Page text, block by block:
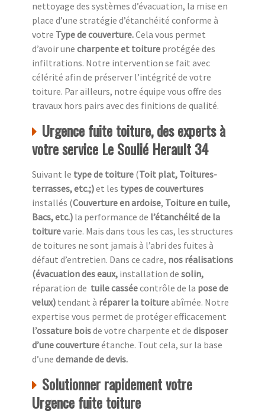
nettoyage des systèmes d’évacuation, la mise en
place d’une stratégie d’étanchéité conforme à
votre Type de couverture.Cela vous permet
d’avoir une charpente et toiture protégée des
infiltrations. Notre intervention se fait avec
célérité afin de préserver l’intégrité de votre
toiture. Par ailleurs, notre équipe vous offre des
travaux hors pairs avec des finitions de qualité.
Urgence fuite toiture, des experts à
votre service Le Soulié Herault 34
Suivant le type de toiture (Toit plat, Toitures-
terrasses, etc.;)et les types de couvertures
installés (Couverture en ardoise, Toiture en tuile,
Bacs, etc.) la performance de l’étanchéité de la
toiturevarie. Mais dans tous les cas, les structures
de toitures ne sont jamais à l’abri des fuites à
défaut d’entretien. Dans ce cadre, nos réalisations
(évacuation des eaux, installation de solin,
réparation de tuile casséecontrôle de la pose de
velux) tendant à réparer la toitureabîmée. Notre
expertise vous permet de protéger efficacement
l’ossature boisde votre charpente et de disposer
d’une couvertureétanche. Tout cela, sur la base
d’une demande de devis.
Solutionner rapidement votre
Urgence fuite toiture